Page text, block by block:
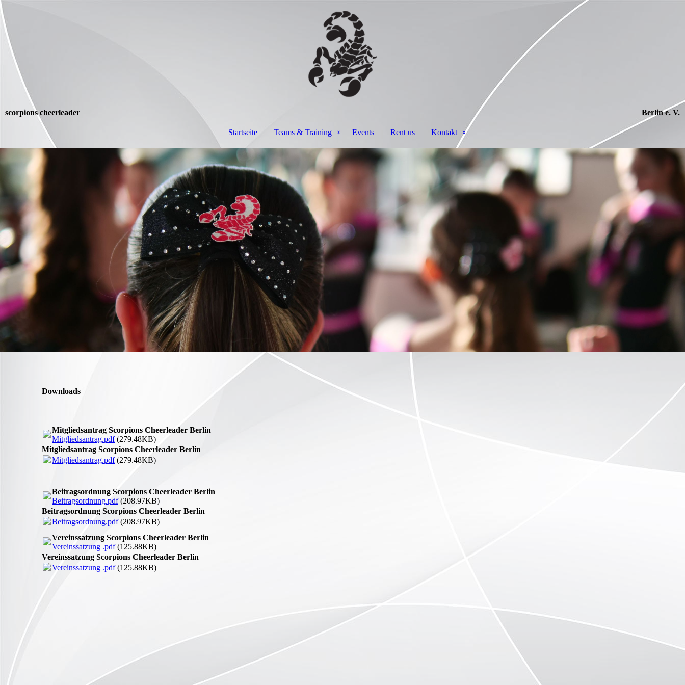
scorpions cheerleader Berlin e. V.
Startseite Teams & Training Events Rent us Kontakt
Downloads
Mitgliedsantrag Scorpions Cheerleader Berlin
Mitgliedsantrag.pdf(279.48KB)
Mitgliedsantrag Scorpions Cheerleader Berlin
Mitgliedsantrag.pdf(279.48KB)
Beitragsordnung Scorpions Cheerleader Berlin
Beitragsordnung.pdf(208.97KB)
Beitragsordnung Scorpions Cheerleader Berlin
Beitragsordnung.pdf(208.97KB)
Vereinssatzung Scorpions Cheerleader Berlin
Vereinssatzung .pdf(125.88KB)
Vereinssatzung Scorpions Cheerleader Berlin
Vereinssatzung .pdf(125.88KB)